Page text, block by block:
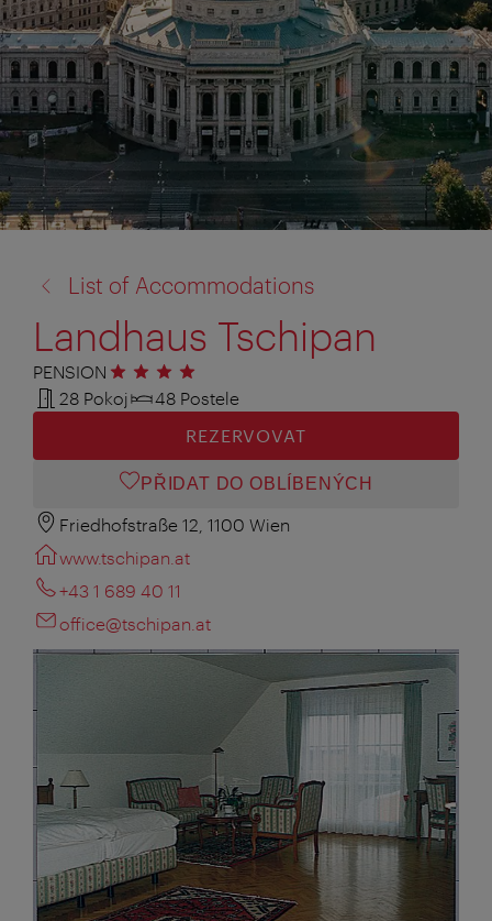
na:
List of Accommodations
Landhaus Tschipan
PENSION 4 hvězdičky
28 Pokoj
48 Postele
REZERVOVAT
PŘIDAT DO OBLÍBENÝCH
Friedhofstraße 12, 1100 Wien
www.tschipan.at
+43 1 689 40 11
office@tschipan.at